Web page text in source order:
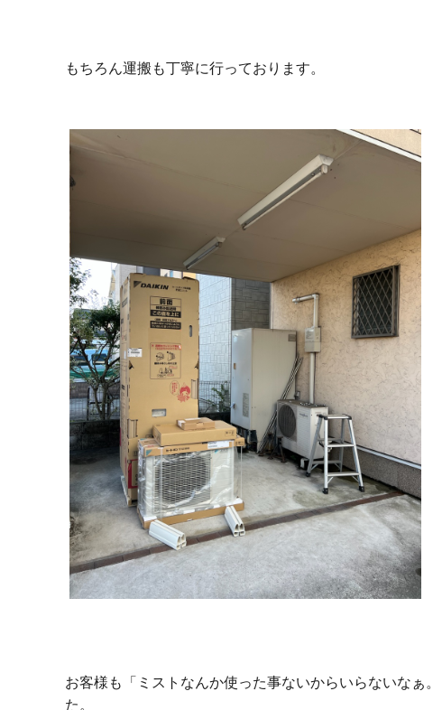
もちろん運搬も丁寧に行っております。
お客様も「ミストなんか使った事ないからいらないな
た。